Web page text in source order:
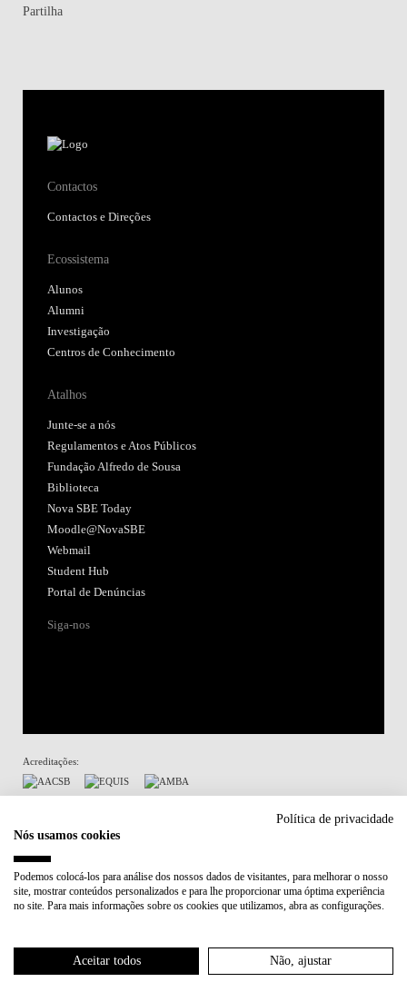
Partilha
Contactos
Contactos e Direções
Ecossistema
Alunos
Alumni
Investigação
Centros de Conhecimento
Atalhos
Junte-se a nós
Regulamentos e Atos Públicos
Fundação Alfredo de Sousa
Biblioteca
Nova SBE Today
Moodle@NovaSBE
Webmail
Student Hub
Portal de Denúncias
Siga-nos
Acreditações:
Participa em:
Plano de Recuperação e Resiliência (PRR)
Política de Privacidade
Política de privacidade
Nós usamos cookies
Podemos colocá-los para análise dos nossos dados de visitantes, para melhorar o nosso
site, mostrar conteúdos personalizados e para lhe proporcionar uma óptima experiência
no site. Para mais informações sobre os cookies que utilizamos, abra as configurações.
Aceitar todos Não, ajustar